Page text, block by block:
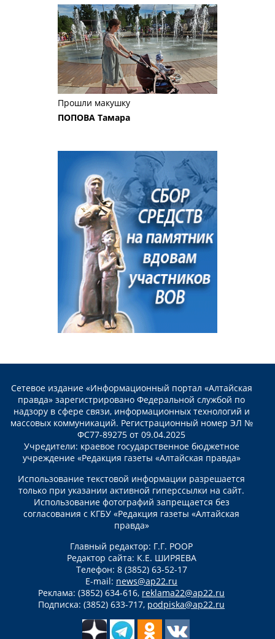
Прошли макушку
ПОПОВА Тамара
Сетевое издание «Информационный портал «Алтайская
правда» зарегистрировано Федеральной службой по
надзору в сфере связи, информационных технологий и
массовых коммуникаций. Регистрационный номер ЭЛ №
ФС77-89275 от 09.04.2025
Учредители: краевое государственное бюджетное
учреждение «Редакция газеты «Алтайская правда»
Использование текстовой информации разрешается
только при указании активной гиперссылки на сайт.
Использование фотографий запрещается без
согласования с КГБУ «Редакция газеты «Алтайская
правда»
Главный редактор: Г.Г. РООР
Редактор сайта: К.Е. ШИРЯЕВА
Телефон: 8 (3852) 63-52-17
E-mail: news@ap22.ru
Реклама: (3852) 634-616, reklama22@ap22.ru
Подписка: (3852) 633-717, podpiska@ap22.ru